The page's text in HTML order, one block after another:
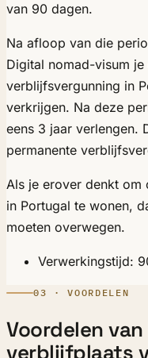
van 90 dagen.
Na afloop van die
Digital nomad-visum
verblijfsvergunning in
verkrijgen. Na deze
eens 3 jaar verlengen.
permanente
Als je erover denkt om
in Portugal te wonen,
moeten overwegen.
Verwerkingstijd:
03 · VOORDELEN
Voordelen
verblijfplaats